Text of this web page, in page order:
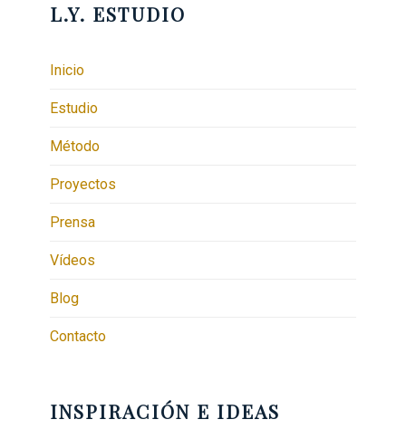
L.Y. ESTUDIO
Inicio
Estudio
Método
Proyectos
Prensa
Vídeos
Blog
Contacto
INSPIRACIÓN E IDEAS